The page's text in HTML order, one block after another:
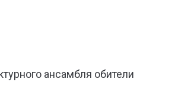
ансамбля обители